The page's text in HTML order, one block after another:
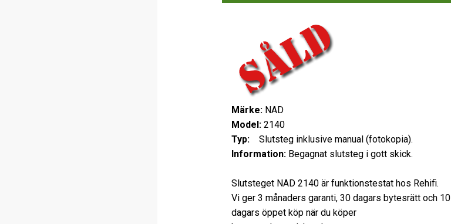
Märke:NAD
Model:2140
Typ:
Slutsteg inklusive manual (fotokopia).
Information:Begagnat slutsteg i gott skick.
Slutsteget NAD 2140 är funktionstestat hos Rehifi.
Vi ger 3 månaders garanti, 30 dagars bytesrätt och 10
dagars öppet köp när du köper